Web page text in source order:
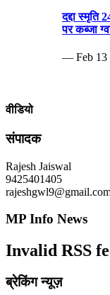
दद्दा स्मृति
पर कब्जा
— Feb 13
वीडियो
संपादक
Rajesh Jaiswal
9425401405
MP Info News
Invalid RSS
ब्रेकिंग न्यूज़